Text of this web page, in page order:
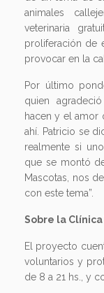
Por último
quien
hacen y el amor
ahí. Patricio se
que se montó
Mascotas, nos
con este tema”.
Sobre la
El proyecto
voluntarios y
crea un perfil
la web
para que los